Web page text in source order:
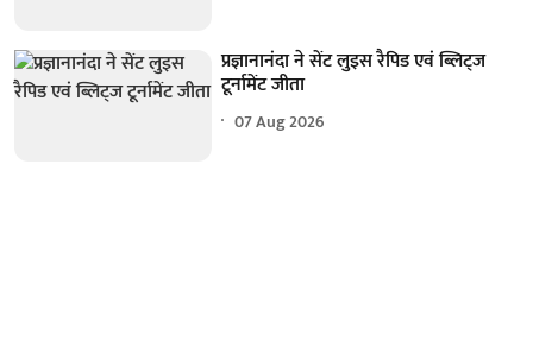
प्रज्ञानानंदा ने सेंट लुइस रैपिड एवं ब्लिट्ज
टूर्नामेंट जीता
07 Aug 2026